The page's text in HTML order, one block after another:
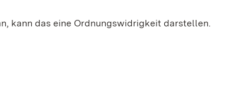
kann das eine Ordnungswidrigkeit darstellen.